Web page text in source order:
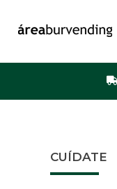
CUÍDATE